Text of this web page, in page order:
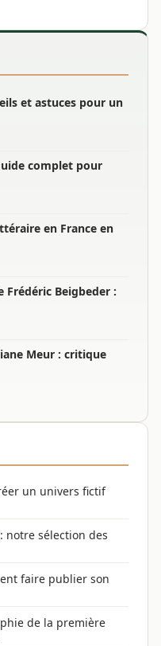
et astuces pour un
complet pour
en France en
Beigbeder :
Meur : critique
un univers fictif
notre sélection des
faire publier son
de la première